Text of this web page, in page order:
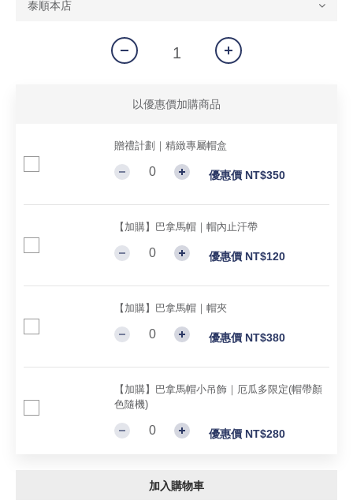
以優惠價加購商品
贈禮計劃｜精緻專屬帽盒
優惠價 NT$350
【加購】巴拿馬帽｜帽內止汗帶
優惠價 NT$120
【加購】巴拿馬帽｜帽夾
優惠價 NT$380
【加購】巴拿馬帽小吊飾｜厄瓜多限定(帽帶顏
色隨機)
優惠價 NT$280
加入購物車